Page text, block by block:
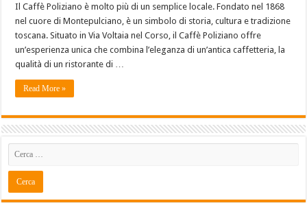
Il Caffè Poliziano è molto più di un semplice locale. Fondato nel 1868
nel cuore di Montepulciano, è un simbolo di storia, cultura e tradizione
toscana. Situato in Via Voltaia nel Corso, il Caffè Poliziano offre
un’esperienza unica che combina l’eleganza di un’antica caffetteria, la
qualità di un ristorante di …
Read More »